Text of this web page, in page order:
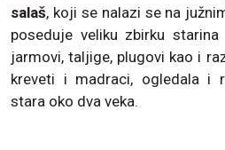
salaš, koji se nalazi se na
poseduje veliku zbirku
jarmovi, taljige, plugovi kao i
kreveti i madraci, ogledala i
stara oko dva veka.